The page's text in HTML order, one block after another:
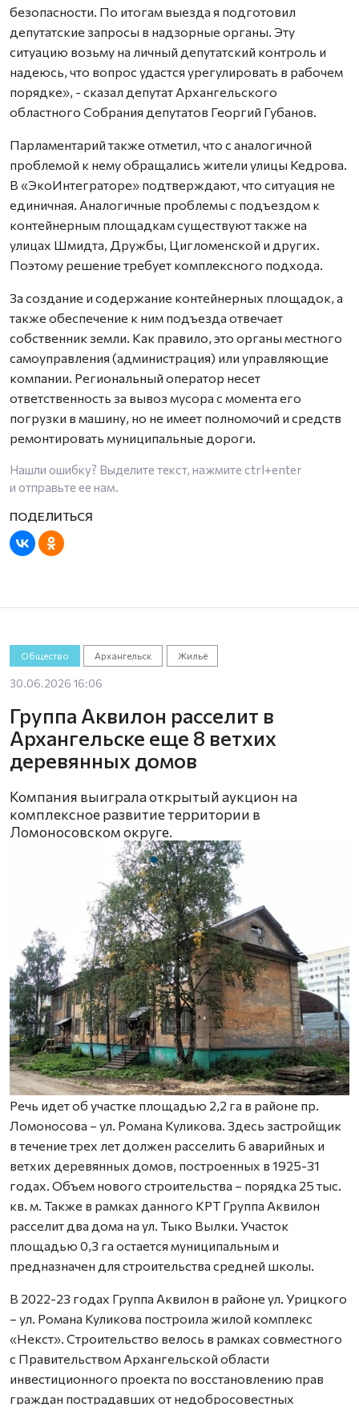
безопасности. По итогам выезда я подготовил
депутатские запросы в надзорные органы. Эту
ситуацию возьму на личный депутатский контроль и
надеюсь, что вопрос удастся урегулировать в рабочем
порядке», - сказал депутат Архангельского
областного Собрания депутатов Георгий Губанов.
Парламентарий также отметил, что с аналогичной
проблемой к нему обращались жители улицы Кедрова.
В «ЭкоИнтеграторе» подтверждают, что ситуация не
единичная. Аналогичные проблемы с подъездом к
контейнерным площадкам существуют также на
улицах Шмидта, Дружбы, Цигломенской и других.
Поэтому решение требует комплексного подхода.
За создание и содержание контейнерных площадок, а
также обеспечение к ним подъезда отвечает
собственник земли. Как правило, это органы местного
самоуправления (администрация) или управляющие
компании. Региональный оператор несет
ответственность за вывоз мусора с момента его
погрузки в машину, но не имеет полномочий и средств
ремонтировать муниципальные дороги.
Нашли ошибку? Выделите текст, нажмите ctrl+enter
и отправьте ее нам.
Общество Архангельск Жильё
30.06.2026 16:06
Группа Аквилон расселит в
Архангельске еще 8 ветхих
деревянных домов
Компания выиграла открытый аукцион на
комплексное развитие территории в
Ломоносовском округе.
Речь идет об участке площадью 2,2 га в районе пр.
Ломоносова – ул. Романа Куликова. Здесь застройщик
в течение трех лет должен расселить 6 аварийных и
ветхих деревянных домов, построенных в 1925-31
годах. Объем нового строительства – порядка 25 тыс.
кв. м. Также в рамках данного КРТ Группа Аквилон
расселит два дома на ул. Тыко Вылки. Участок
площадью 0,3 га остается муниципальным и
предназначен для строительства средней школы.
В 2022-23 годах Группа Аквилон в районе ул. Урицкого
– ул. Романа Куликова построила жилой комплекс
«Некст». Строительство велось в рамках совместного
с Правительством Архангельской области
инвестиционного проекта по восстановлению прав
граждан пострадавших от недобросовестных